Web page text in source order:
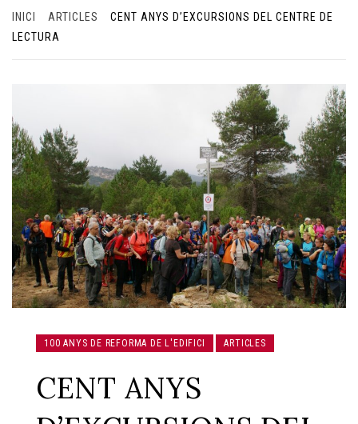
INICI ARTICLES
CENT ANYS D’EXCURSIONS DEL CENTRE DE
LECTURA
100 ANYS DE REFORMA DE L'EDIFICI ARTICLES
CENT ANYS